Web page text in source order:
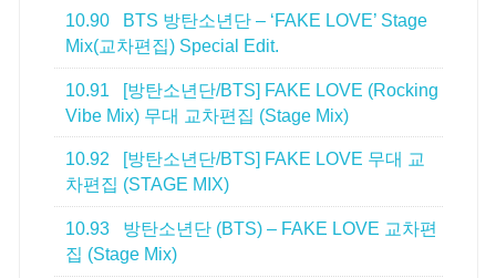
10.90
BTS 방탄소년단 – ‘FAKE LOVE’ Stage
Mix(교차편집) Special Edit.
10.91
[방탄소년단/BTS] FAKE LOVE (Rocking
Vibe Mix) 무대 교차편집 (Stage Mix)
10.92
[방탄소년단/BTS] FAKE LOVE 무대 교
차편집 (STAGE MIX)
10.93
방탄소년단 (BTS) – FAKE LOVE 교차편
집 (Stage Mix)